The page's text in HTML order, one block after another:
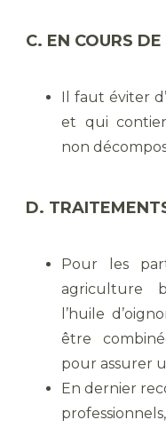
C. EN COURS
Il faut éviter
et qui
non
D.
Pour les
agriculture
l’huile
être
pour assurer
En dernier